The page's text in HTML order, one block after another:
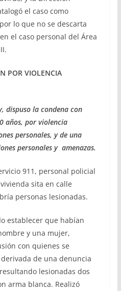
el caso como
lo que no se descarta
el caso personal del Área
POR VIOLENCIA
dispuso la condena con
años, por violencia
personales, y de una
personales y amenazas.
911, personal policial
sita en calle
personas lesionadas.
que habían
y una mujer,
con quienes se
de una denuncia
lesionadas dos
arma blanca. Realizó